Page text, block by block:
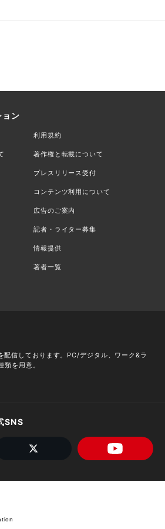
ン
利用規約
著作権と転載について
プレスリリース受付
コンテンツ利用について
広告のご案内
記者・ライター募集
情報提供
著者一覧
配信しております。PC/デジタル、ワーク&ラ
を用意。
SNS